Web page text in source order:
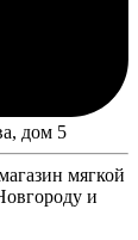
дом 5
мягкой
и